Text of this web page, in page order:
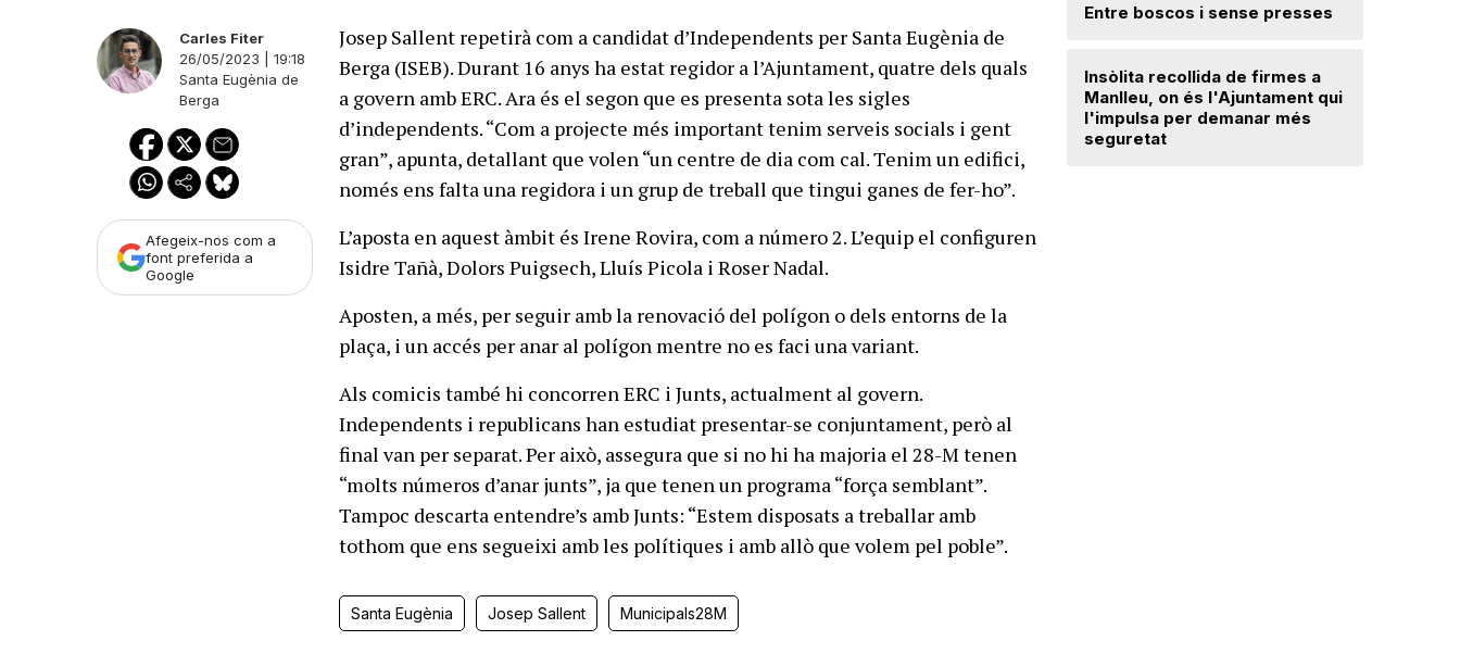
Carles Fiter
26/05/2023 | 19:18
Santa Eugènia de
Berga
Afegeix-nos com a
font preferida a
Google
Josep Sallent repetirà com a candidat d’Independents per Santa Eugènia de
Berga (ISEB). Durant 16 anys ha estat regidor a l’Ajuntament, quatre dels quals
a govern amb ERC. Ara és el segon que es presenta sota les sigles
d’independents. “Com a projecte més important tenim serveis socials i gent
gran”, apunta, detallant que volen “un centre de dia com cal. Tenim un edifici,
només ens falta una regidora i un grup de treball que tingui ganes de fer-ho”.
L’aposta en aquest àmbit és Irene Rovira, com a número 2. L’equip el configuren
Isidre Tañà, Dolors Puigsech, Lluís Picola i Roser Nadal.
Aposten, a més, per seguir amb la renovació del polígon o dels entorns de la
plaça, i un accés per anar al polígon mentre no es faci una variant.
Als comicis també hi concorren ERC i Junts, actualment al govern.
Independents i republicans han estudiat presentar-se conjuntament, però al
final van per separat. Per això, assegura que si no hi ha majoria el 28-M tenen
“molts números d’anar junts”, ja que tenen un programa “força semblant”.
Tampoc descarta entendre’s amb Junts: “Estem disposats a treballar amb
tothom que ens segueixi amb les polítiques i amb allò que volem pel poble”.
Santa Eugènia Josep Sallent Municipals28M
Entre boscos i sense presses
Insòlita recollida de firmes a
Manlleu, on és l'Ajuntament qui
l'impulsa per demanar més
seguretat